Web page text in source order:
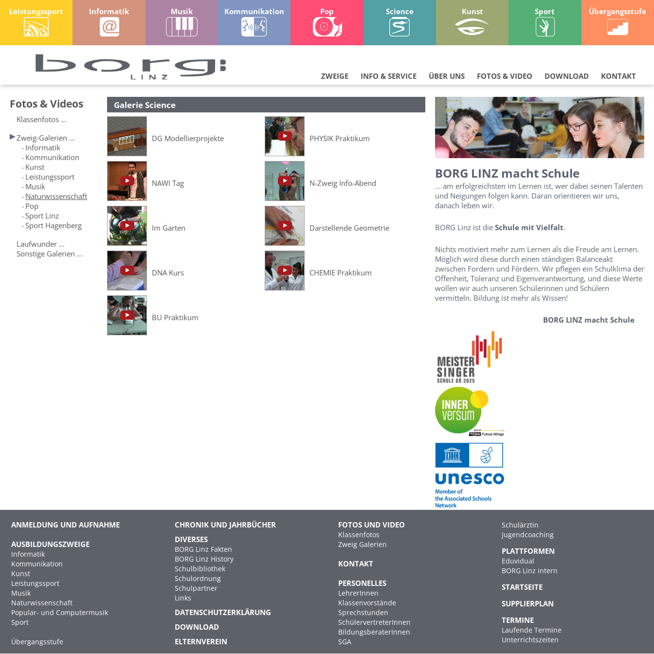
Leistungssport Informatik Musik Kommunikation Pop Science Kunst Sport Übergangsstufe
KONTAKT
DOWNLOAD
FOTOS & VIDEO
ÜBER UNS
INFO & SERVICE
ZWEIGE
Fotos & Videos
Klassenfotos ...
Zweig-Galerien ...
- Informatik
- Kommunikation
- Kunst
- Leistungssport
- Musik
- Naturwissenschaft
- Pop
-Sport Linz
-Sport Hagenberg
Laufwunder ...
Sonstige Galerien ...
Galerie Science
DG Modellierprojekte PHYSIK Praktikum
NAWI Tag N-Zweig Info-Abend
Im Garten Darstellende Geometrie
DNA Kurs CHEMIE Praktikum
BU Praktikum
BORG LINZ macht Schule
... am erfolgreichsten im Lernen ist, wer dabei seinen Talenten
und Neigungen folgen kann. Daran orientieren wir uns,
danach leben wir.
BORG Linz ist die Schule mit Vielfalt.
Nichts motiviert mehr zum Lernen als die Freude am Lernen.
Möglich wird diese durch einen ständigen Balanceakt
zwischen Fordern und Fördern. Wir pflegen ein Schulklima der
Offenheit, Toleranz und Eigenverantwortung, und diese Werte
wollen wir auch unseren Schülerinnen und Schülern
vermitteln. Bildung ist mehr als Wissen!
BORG LINZ macht Schule
ANMELDUNG UND AUFNAHME
AUSBILDUNGSZWEIGE
Informatik
Kommunikation
Kunst
Leistungssport
Musik
Naturwissenschaft
Popular- und Computermusik
Sport
Übergangsstufe
CHRONIK UND JAHRBÜCHER
DIVERSES
BORG Linz Fakten
BORG Linz History
Schulbibliothek
Schulordnung
Schulpartner
Links
DATENSCHUTZERKLÄRUNG
DOWNLOAD
ELTERNVEREIN
FOTOS UND VIDEO
Klassenfotos
Zweig Galerien
KONTAKT
PERSONELLES
LehrerInnen
Klassenvorstände
Sprechstunden
SchülervertreterInnen
BildungsberaterInnen
SGA
Schulärztin
Jugendcoaching
PLATTFORMEN
Eduvidual
BORG Linz intern
STARTSEITE
SUPPLIERPLAN
TERMINE
Laufende Termine
Unterrichtszeiten